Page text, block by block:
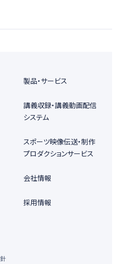
製品・サービス
講義収録・講義動画配信
システム
スポーツ映像伝送・制作
プロダクションサービス
会社情報
採用情報